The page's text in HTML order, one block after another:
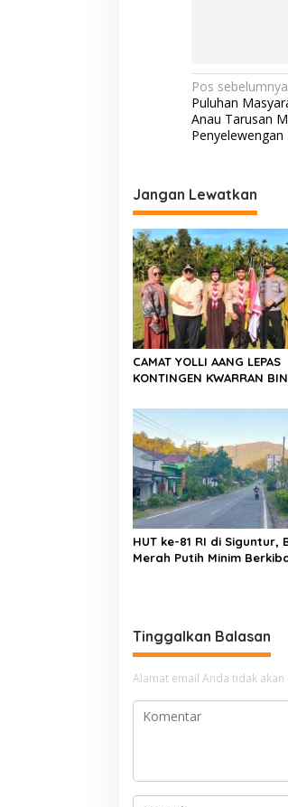
o
k
N
a
v
g
a
s
i
p
o
s
Pos sebelumnya
Puluhan
Anau Tarusan
Jangan Lewatkan
CAMAT YOLLI AANG LEPAS
KONTINGEN KWARRAN
SIAGA CABANG PANCUNG
HUT ke-81 RI di Siguntur,
Merah Putih Minim
Tinggalkan Balasan
Alamat email Anda tidak